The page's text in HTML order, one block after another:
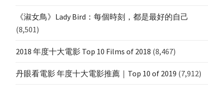
《淑女鳥》Lady Bird：每個時刻，都是最好的自己
(8,501)
2018 年度十大電影 Top 10 Films of 2018 (8,467)
丹眼看電影 年度十大電影推薦｜Top 10 of 2019 (7,912)